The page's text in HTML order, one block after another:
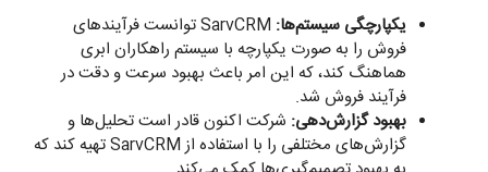
یکپارچگی سیستم‌ها:
SarvCRM توانست فرآیندهای
فروش را به صورت یکپارچه با سیستم راهکاران ابری
هماهنگ کند، که این امر باعث بهبود سرعت و دقت در
فرآیند فروش شد.
بهبود گزارش‌دهی:شرکت اکنون قادر است تحلیل‌ها و
گزارش‌های مختلفی را با استفاده از SarvCRM تهیه کند که